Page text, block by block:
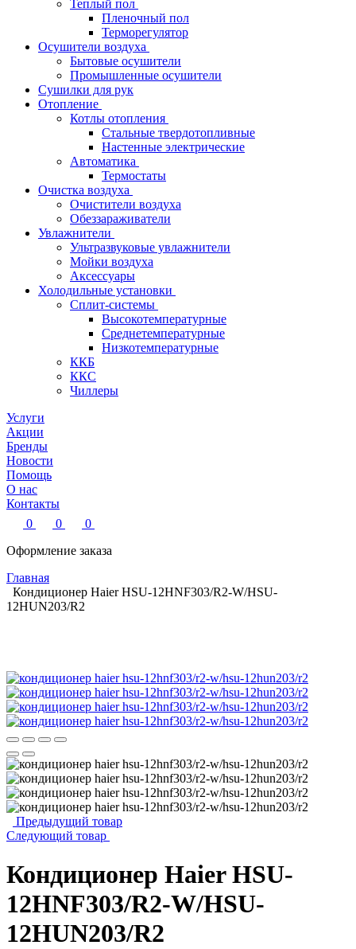
Теплый пол
Пленочный пол
Терморегулятор
Осушители воздуха
Бытовые осушители
Промышленные осушители
Сушилки для рук
Отопление
Котлы отопления
Стальные твердотопливные
Настенные электрические
Автоматика
Термостаты
Очистка воздуха
Очистители воздуха
Обеззараживатели
Увлажнители
Ультразвуковые увлажнители
Мойки воздуха
Аксессуары
Холодильные установки
Сплит-системы
Высокотемпературные
Среднетемпературные
Низкотемпературные
ККБ
ККС
Чиллеры
Услуги
Акции
Бренды
Новости
Помощь
О нас
Контакты
0
0
0
Оформление заказа
Главная
Кондиционер Haier HSU-12HNF303/R2-W/HSU-
12HUN203/R2
Предыдущий товар
Следующий товар
Кондиционер Haier HSU-
12HNF303/R2-W/HSU-
12HUN203/R2